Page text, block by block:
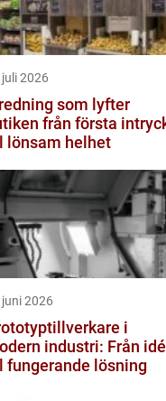
2026
som lyfter
första intryck
lönsam helhet
2026
i
industri: Från idé
fungerande lösning